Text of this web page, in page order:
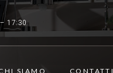
17:30
SIAMO CONTATTI